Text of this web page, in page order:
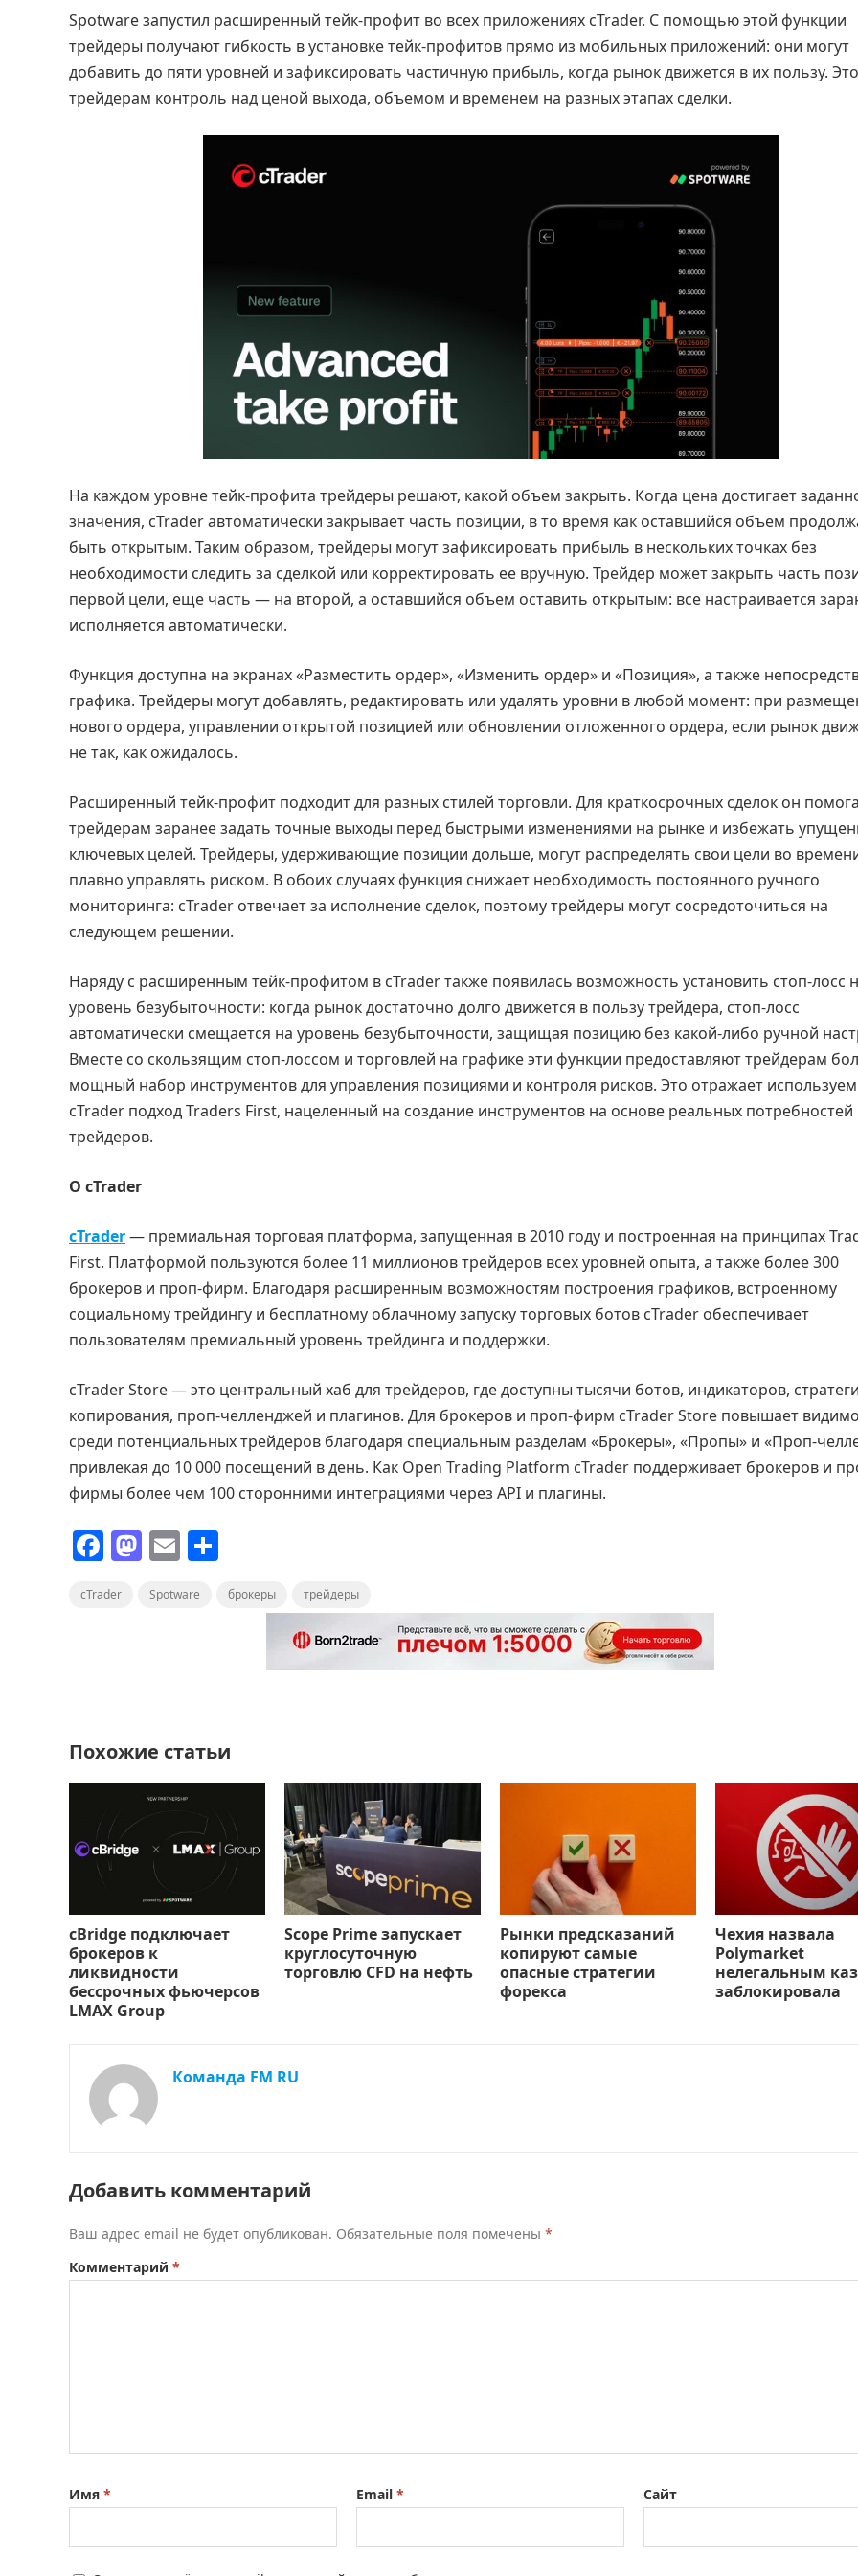
Spotware запустил расширенный тейк-профит во всех приложениях cTrader. С помощью этой функции
трейдеры получают гибкость в установке тейк-профитов прямо из мобильных приложений: они могут
добавить до пяти уровней и зафиксировать частичную прибыль, когда рынок движется в их пользу.
трейдерам контроль над ценой выхода, объемом и временем на разных этапах сделки.
На каждом уровне тейк-профита трейдеры решают, какой объем закрыть. Когда цена достигает
значения, cTrader автоматически закрывает часть позиции, в то время как оставшийся объем
быть открытым. Таким образом, трейдеры могут зафиксировать прибыль в нескольких точках без
необходимости следить за сделкой или корректировать ее вручную. Трейдер может закрыть часть
первой цели, еще часть — на второй, а оставшийся объем оставить открытым: все настраивается
исполняется автоматически.
Функция доступна на экранах «Разместить ордер», «Изменить ордер» и «Позиция», а также
графика. Трейдеры могут добавлять, редактировать или удалять уровни в любой момент: при
нового ордера, управлении открытой позицией или обновлении отложенного ордера, если рынок
не так, как ожидалось.
Расширенный тейк-профит подходит для разных стилей торговли. Для краткосрочных сделок он
трейдерам заранее задать точные выходы перед быстрыми изменениями на рынке и избежать
ключевых целей. Трейдеры, удерживающие позиции дольше, могут распределять свои цели во
плавно управлять риском. В обоих случаях функция снижает необходимость постоянного ручного
мониторинга: cTrader отвечает за исполнение сделок, поэтому трейдеры могут сосредоточиться на
следующем решении.
Наряду с расширенным тейк-профитом в cTrader также появилась возможность установить стоп-лосс
уровень безубыточности: когда рынок достаточно долго движется в пользу трейдера, стоп-лосс
автоматически смещается на уровень безубыточности, защищая позицию без какой-либо ручной
Вместе со скользящим стоп-лоссом и торговлей на графике эти функции предоставляют трейдерам
мощный набор инструментов для управления позициями и контроля рисков. Это отражает
cTrader подход Traders First, нацеленный на создание инструментов на основе реальных потребностей
трейдеров.
О cTrader
cTrader— премиальная торговая платформа, запущенная в 2010 году и построенная на принципах
First. Платформой пользуются более 11 миллионов трейдеров всех уровней опыта, а также более 300
брокеров и проп-фирм. Благодаря расширенным возможностям построения графиков, встроенному
социальному трейдингу и бесплатному облачному запуску торговых ботов cTrader обеспечивает
пользователям премиальный уровень трейдинга и поддержки.
cTrader Store — это центральный хаб для трейдеров, где доступны тысячи ботов, индикаторов,
копирования, проп-челленджей и плагинов. Для брокеров и проп-фирм cTrader Store повышает
среди потенциальных трейдеров благодаря специальным разделам «Брокеры», «Пропы» и «Проп-
привлекая до 10 000 посещений в день. Как Open Trading Platform cTrader поддерживает брокеров и
фирмы более чем 100 сторонними интеграциями через API и плагины.
F
c
k
M
st
E
ai п
т
ь
cTrader Spotware брокеры трейдеры
Похожие статьи
cBridge подключает
брокеров к
ликвидности
бессрочных фьючерсов
LMAX Group
Scope Prime запускает
круглосуточную
торговлю CFD на нефть
Рынки предсказаний
копируют самые
опасные стратегии
форекса
Чехия назвала
Polymarket
нелегальным
заблокировала
Команда FM RU
Добавить комментарий
Ваш адрес email не будет опубликован. Обязательные поля помечены *
Комментарий *
Имя * Email * Сайт